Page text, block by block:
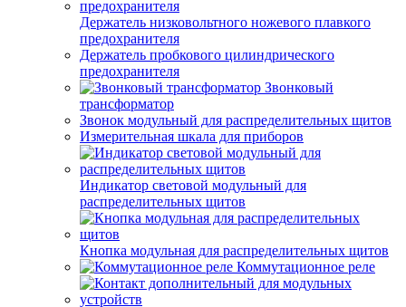
Держатель низковольтного ножевого плавкого
предохранителя
Держатель пробкового цилиндрического
предохранителя
Звонковый
трансформатор
Звонок модульный для распределительных щитов
Измерительная шкала для приборов
Индикатор световой модульный для
распределительных щитов
Кнопка модульная для распределительных щитов
Коммутационное реле